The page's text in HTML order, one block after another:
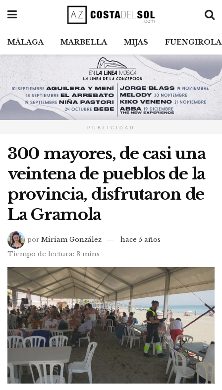
MÁLAGA MARBELLA MIJAS FUENGIROLA
PUBLICIDAD
300 mayores, de casi una
veintena de pueblos de la
provincia, disfrutaron de
La Gramola
por Miriam González
hace 5 años
Tiempo de lectura: 3 mins